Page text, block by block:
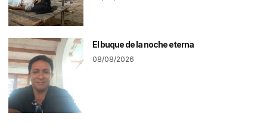
El buque de la noche eterna
08/08/2026